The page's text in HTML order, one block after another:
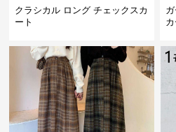
クラシカル ロング チェックスカ
ート